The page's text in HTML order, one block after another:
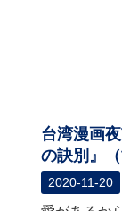
台湾漫画
の訣別』
2020-11-20